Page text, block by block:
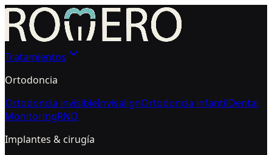
Tratamientos
Ortodoncia
Ortodoncia invisibleInvisalignOrtodoncia infantilDental
MonitoringRNO
Implantes & cirugía